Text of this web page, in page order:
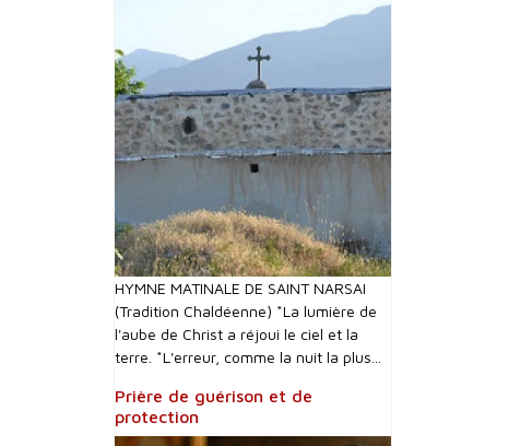
HYMNE MATINALE DE SAINT NARSAI
(Tradition Chaldéenne) *La lumière de
l'aube de Christ a réjoui le ciel et la
terre. *L'erreur, comme la nuit la plus...
Prière de guérison et de
protection